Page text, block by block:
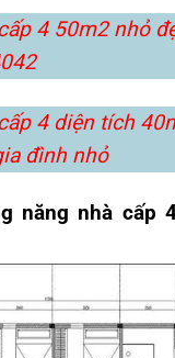
4 50m2 nhỏ
4 diện tích
đình nhỏ
năng nhà cấp